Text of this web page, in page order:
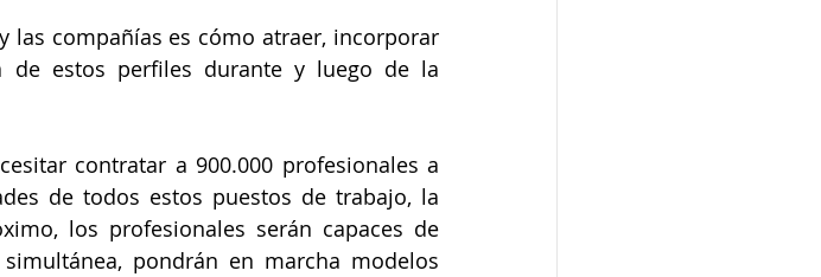
las compañías es cómo atraer, incorporar
de estos perfiles durante y luego de la
contratar a 900.000 profesionales a
de todos estos puestos de trabajo, la
los profesionales serán capaces de
pondrán en marcha modelos